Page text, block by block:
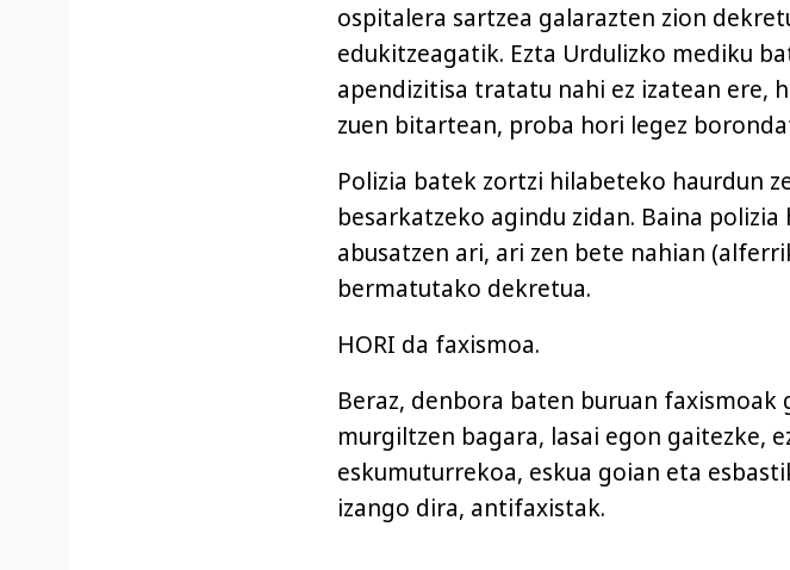
ospitalera sartzea galarazten zion
edukitzeagatik. Ezta Urdulizko mediku
apendizitisa tratatu nahi ez izatean ere,
zuen bitartean, proba hori legez
Polizia batek zortzi hilabeteko haurdun
besarkatzeko agindu zidan. Baina
abusatzen ari, ari zen bete nahian
bermatutako dekretua.
HORI da faxismoa.
Beraz, denbora baten buruan
murgiltzen bagara, lasai egon gaitezke,
eskumuturrekoa, eskua goian eta
izango dira, antifaxistak.